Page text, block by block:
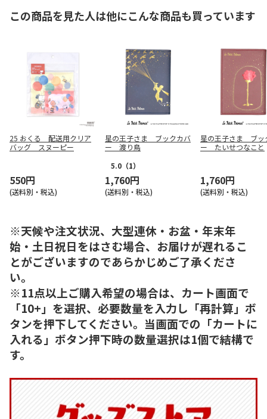
この商品を見た人は他にこんな商品も買っています
25 おくる 配送用クリア
バッグ スヌーピー
550円
(送料別・税込)
星の王子さま ブックカバ
ー 渡り鳥
5.0 （1）
1,760円
(送料別・税込)
星の王子さま ブッ
ー たいせつなこと
1,760円
(送料別・税込)
※天候や注文状況、大型連休・お盆・年末年
始・土日祝日をはさむ場合、お届けが遅れるこ
とがございますのであらかじめご了承くださ
い。
※11点以上ご購入希望の場合は、カート画面で
「10+」を選択、必要数量を入力し「再計算」ボ
タンを押下してください。当画面での「カートに
入れる」ボタン押下時の数量選択は1個で結構で
す。